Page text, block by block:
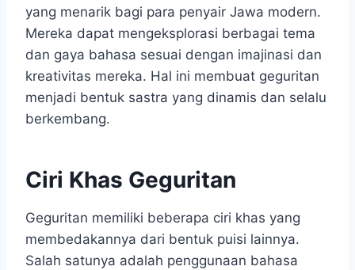
yang menarik bagi para penyair Jawa modern.
Mereka dapat mengeksplorasi berbagai tema
dan gaya bahasa sesuai dengan imajinasi dan
kreativitas mereka. Hal ini membuat geguritan
menjadi bentuk sastra yang dinamis dan selalu
berkembang.
Ciri Khas Geguritan
Geguritan memiliki beberapa ciri khas yang
membedakannya dari bentuk puisi lainnya.
Salah satunya adalah penggunaan bahasa